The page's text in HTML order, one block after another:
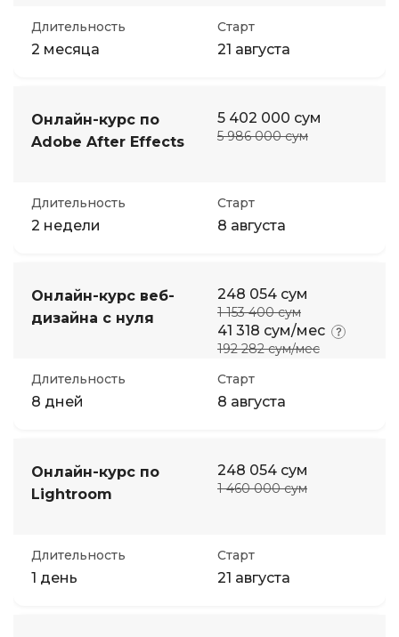
Длительность
2 месяца
Старт
21 августа
Онлайн-курс по
Adobe After Effects
5 402 000 сум
5 986 000 сум
Длительность
2 недели
Старт
8 августа
Онлайн-курс веб-
дизайна с нуля
248 054 сум
1 153 400 сум
41 318 сум/мес
192 282 сум/мес
Длительность
8 дней
Старт
8 августа
Онлайн-курс по
Lightroom
248 054 сум
1 460 000 сум
Длительность
1 день
Старт
21 августа